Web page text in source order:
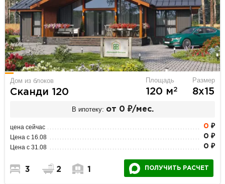
Дом из блоков
Сканди 120
Площадь
120 м2
Размер
8х15
В ипотеку: от 0 ₽/мес.
цена сейчас 0 ₽
Цена с 16.08 0 ₽
Цена с 31.08 0 ₽
3 2 1 ПОЛУЧИТЬ РАСЧЕТ